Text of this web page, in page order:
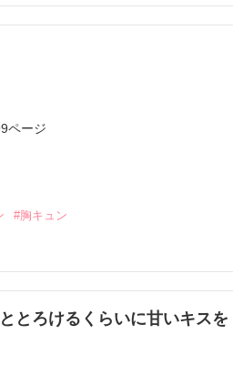
ら振った。
”と呼ばれる人気者になっていた。
。
ページ
#胸キュン
とろけるくらいに甘いキスを